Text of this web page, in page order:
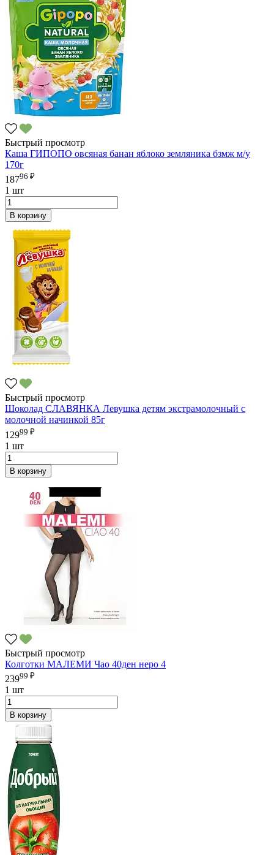
Быстрый просмотр
Каша ГИПОПО овсяная банан яблоко земляника бзмж м/у
170г
18796 ₽
1 шт
В корзину
Быстрый просмотр
Шоколад СЛАВЯНКА Левушка детям экстрамолочный с
молочной начинкой 85г
12999 ₽
1 шт
В корзину
Быстрый просмотр
Колготки МАЛЕМИ Чао 40ден неро 4
23999 ₽
1 шт
В корзину